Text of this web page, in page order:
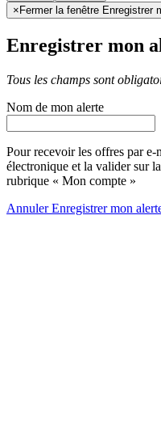
× Fermer la fenêtre Enregistrer
Enregistrer mon
Tous les champs sont
Nom de mon alerte
Pour recevoir les offres par e-
électronique et la valider sur
rubrique « Mon compte »
AnnulerEnregistrer mon